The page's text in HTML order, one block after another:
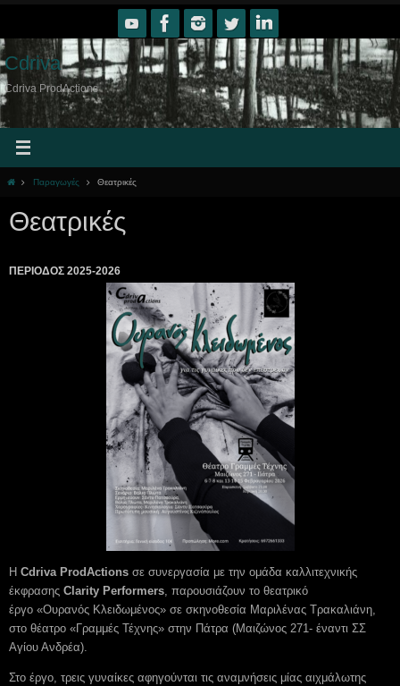
content
Cdriva
Cdriva ProdActions
HomeΠαραγωγές Θεατρικές
Θεατρικές
ΠΕΡΙΟΔΟΣ 2025-2026
Η Cdriva ProdActions σε συνεργασία με την ομάδα καλλιτεχνικής
έκφρασης Clarity Performers , παρουσιάζουν το θεατρικό
έργο «Ουρανός Κλειδωμένος» σε σκηνοθεσία Μαριλένας Τρακαλιάνη,
στο θέατρο «Γραμμές Τέχνης» στην Πάτρα (Μαιζώνος 271- έναντι ΣΣ
Αγίου Ανδρέα).
Στο έργο, τρεις γυναίκες αφηγούνται τις αναμνήσεις μίας αιχμάλωτης